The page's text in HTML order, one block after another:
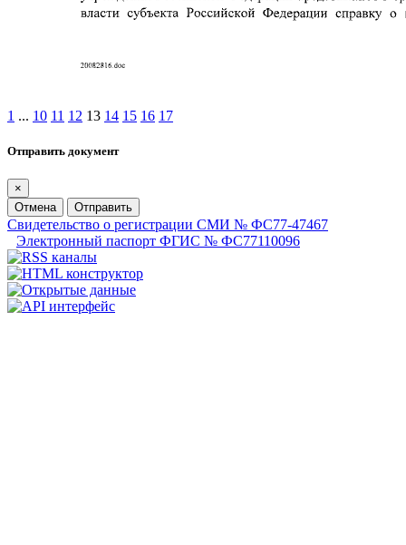
1 ... 10 11 12 13 14 15 16 17
Отправить документ
×
Отмена
Отправить
Свидетельство о регистрации СМИ № ФС77-47467
Электронный паспорт ФГИС № ФС77110096